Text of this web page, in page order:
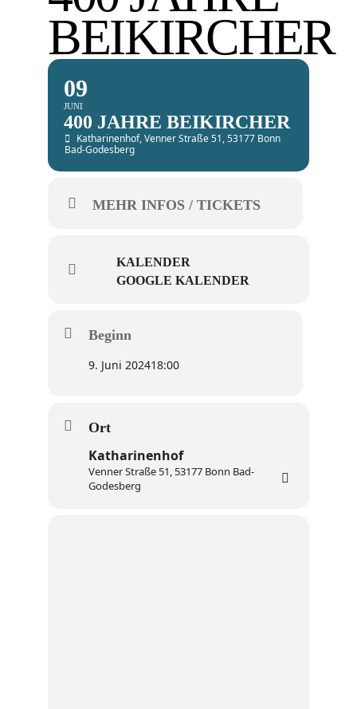
BEIKIRCHER
09
JUNI
400 JAHRE BEIKIRCHER
Katharinenhof, Venner Straße 51, 53177 Bonn
Bad-Godesberg
MEHR INFOS / TICKETS
KALENDER
GOOGLE KALENDER
Beginn
9. Juni 202418:00
Ort
Katharinenhof
Venner Straße 51, 53177 Bonn Bad-
Godesberg